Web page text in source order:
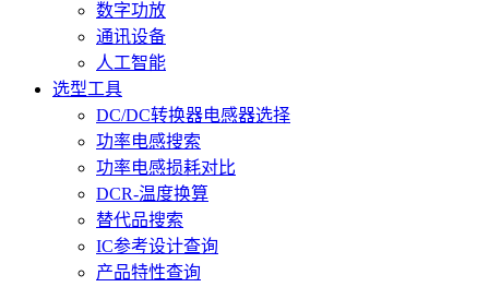
数字功放
通讯设备
人工智能
选型工具
DC/DC转换器电感器选择
功率电感搜索
功率电感损耗对比
DCR-温度换算
替代品搜索
IC参考设计查询
产品特性查询